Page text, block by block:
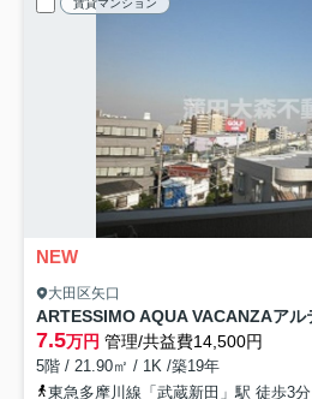
賃貸マンション
NEW
大田区矢口
7.5万円 管理/共益費14,500円
5階 / 21.90㎡ / 1K /築19年
東急多摩川線「武蔵新田」駅 徒歩3分